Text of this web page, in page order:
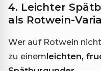
4. Leichter
als Rotwein-
Wer auf Rotwein
zu einemleichten,